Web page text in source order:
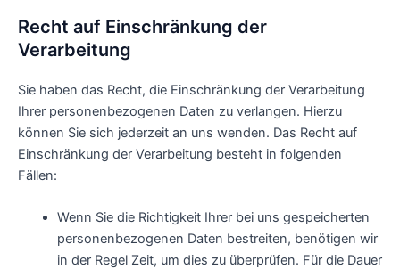
Recht auf Einschränkung der
Verarbeitung
Sie haben das Recht, die Einschränkung der Verarbeitung
Ihrer personenbezogenen Daten zu verlangen. Hierzu
können Sie sich jederzeit an uns wenden. Das Recht auf
Einschränkung der Verarbeitung besteht in folgenden
Fällen:
Wenn Sie die Richtigkeit Ihrer bei uns gespeicherten
personenbezogenen Daten bestreiten, benötigen wir
in der Regel Zeit, um dies zu überprüfen. Für die Dauer